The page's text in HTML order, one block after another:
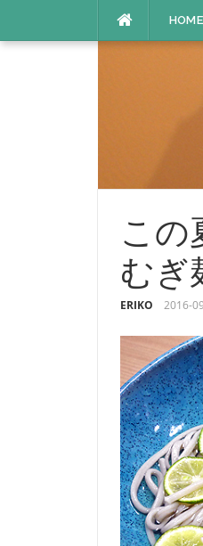
HOME
この
むぎ
ERIKO 2016-